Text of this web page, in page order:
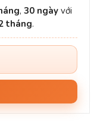
, 30 ngày với
tháng.